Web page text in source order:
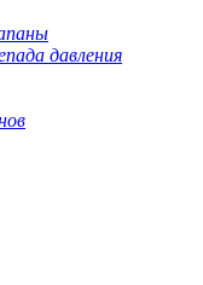
давления